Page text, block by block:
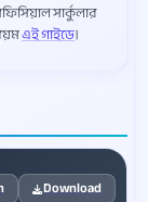
সার্কুলার
এই গাইডে।
Download